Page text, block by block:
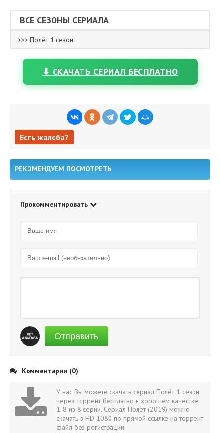
ВСЕ СЕЗОНЫ СЕРИАЛА
>>> Полёт 1 сезон
⬇ СКАЧАТЬ СЕРИАЛ БЕСПЛАТНО
Есть жалоба?
РЕКОМЕНДУЕМ ПОСМОТРЕТЬ
Прокомментировать
Отправить
Комментарии (0)
У нас Вы можете скачать сериал Полёт 1 сезон
через торрент бесплатно в хорошем качестве
1-8 из 8 серии. Сериал Полёт (2019) можно
скачать в HD 1080 по прямой ссылке на торрент
файл без регистрации.